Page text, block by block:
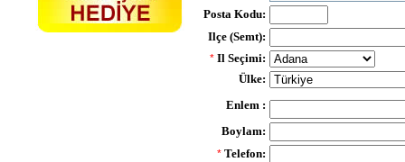
Posta Kodu:
Ilçe (Semt):
* Il Seçimi:
Ülke:
Enlem :
Boylam:
* Telefon: